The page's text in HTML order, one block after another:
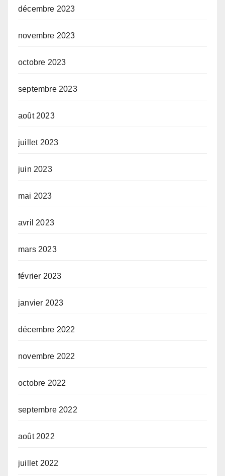
décembre 2023
novembre 2023
octobre 2023
septembre 2023
août 2023
juillet 2023
juin 2023
mai 2023
avril 2023
mars 2023
février 2023
janvier 2023
décembre 2022
novembre 2022
octobre 2022
septembre 2022
août 2022
juillet 2022